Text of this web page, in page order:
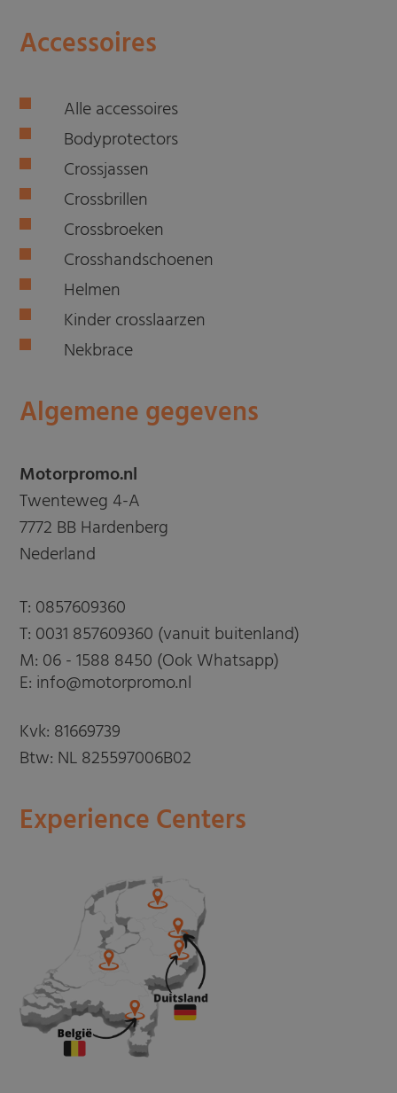
Accessoires
Alle accessoires
Bodyprotectors
Crossjassen
Crossbrillen
Crossbroeken
Crosshandschoenen
Helmen
Kinder crosslaarzen
Nekbrace
Algemene gegevens
Motorpromo.nl
Twenteweg 4-A
7772 BB Hardenberg
Nederland
T: 0857609360
T: 0031 857609360 (vanuit buitenland)
M: 06 - 1588 8450 (Ook Whatsapp)
E: info@motorpromo.nl
Kvk: 81669739
Btw: NL 825597006B02
Experience Centers